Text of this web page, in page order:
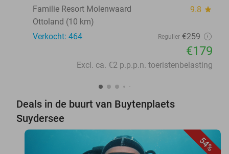
Familie Resort Molenwaard
9.8 star
Ottoland (10 km)
Verkocht: 464
Regulier €259
€179
Excl. ca. €2 p.p.p.n. toeristenbelasting
Deals in de buurt van Buytenplaets
Suydersee
54%